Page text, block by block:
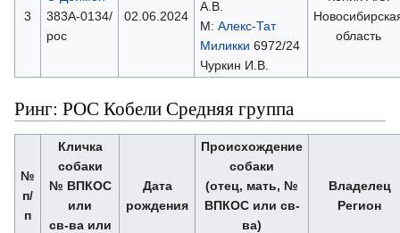
3
383А-0134/
рос
02.06.2024
А.В.
М: Алекс-Тат
Миликки 6972/24
Чуркин И.В.
область
Ринг: РОС Кобели Средняя группа
№
п/
п
Кличка
собаки
№ ВПКОС
или
св-ва или
Дата
рождения
Происхождение
собаки
(отец, мать, №
ВПКОС или св-
ва)
Владелец
Регион